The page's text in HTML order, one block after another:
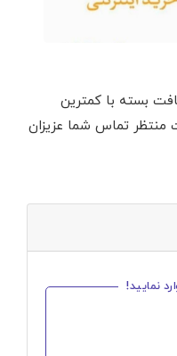
بسته با کمترین
تماس شما عزیزان